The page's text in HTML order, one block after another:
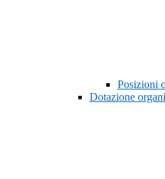
Posizioni
Dotazione